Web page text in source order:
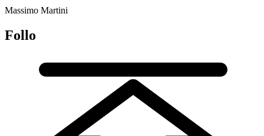
Massimo Martini
Follo